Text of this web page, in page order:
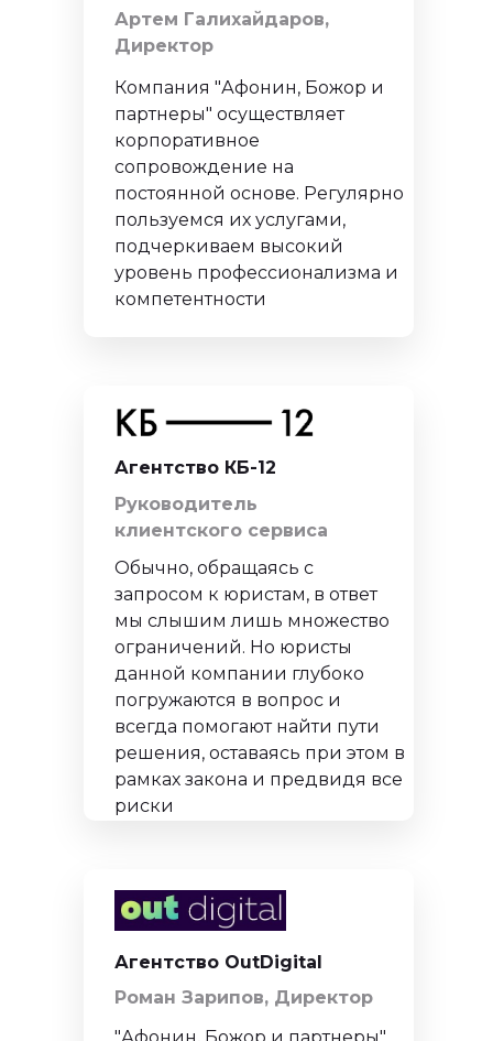
Компания "Афонин, Божор и
партнеры" осуществляет
корпоративное
сопровождение на
постоянной основе. Регулярно
пользуемся их услугами,
подчеркиваем высокий
уровень профессионализма и
компетентности
Артем Галихайдаров,
Директор
Агентство КБ-12
Обычно, обращаясь с
запросом к юристам, в ответ
мы слышим лишь множество
ограничений. Но юристы
данной компании глубоко
погружаются в вопрос и
всегда помогают найти пути
решения, оставаясь при этом в
рамках закона и предвидя все
риски
Агентство OutDigital
Руководитель
клиентского сервиса
Роман Зарипов, Директор
ПОДПИШИТЕСЬ НА НАШУ
ЮРИДИЧЕСКИХ НОВОСТЕЙ
Объясняем без «воды» и даем
рекомендации, что нужно делать